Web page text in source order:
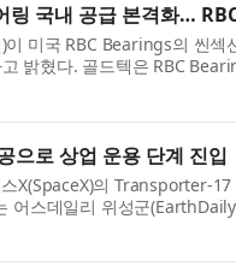
링 국내 공급 본격화…
이 미국 RBC Bearings의 씬
밝혔다. 골드텍은 RBC
으로 상업 운용 단계 진입
X(SpaceX)의 Transporter-
어스데일리 위성군